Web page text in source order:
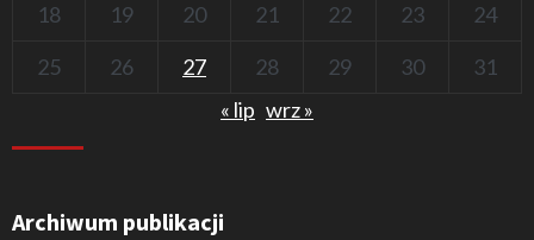
18
19 20 21 22 23
24
25
26 27 28 29 30
31
« lip wrz »
Archiwum publikacji